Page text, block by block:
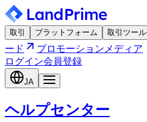
取引 プラットフォーム 取引ツール
ード
プロモーション メディア
ログイン会員登録
JA
ヘルプセンター